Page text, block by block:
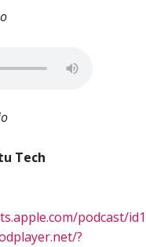
Tech
podcast/
?